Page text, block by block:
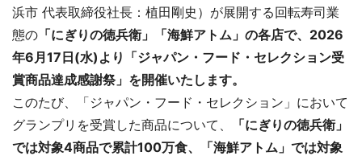
浜市 代表取締役社長：植田剛史）が展開する回転寿司業
態の 「にぎりの徳兵衛」「海鮮アトム」の各店で、2026
年6月17日(水)より「ジャパン・フード・セレクション受
賞商品達成感謝祭」を開催いたします。
このたび、「ジャパン・フード・セレクション」において
グランプリを受賞した商品について、
「にぎりの徳兵衛」
では対象4商品で累計100万食、「海鮮アトム」では対象